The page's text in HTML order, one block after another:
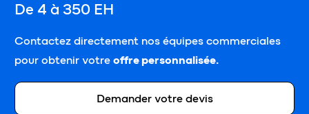
De 4 à 350 EH
Contactez directement nos équipes commerciales
pour obtenir votre offre personnalisée.
Demander votre devis